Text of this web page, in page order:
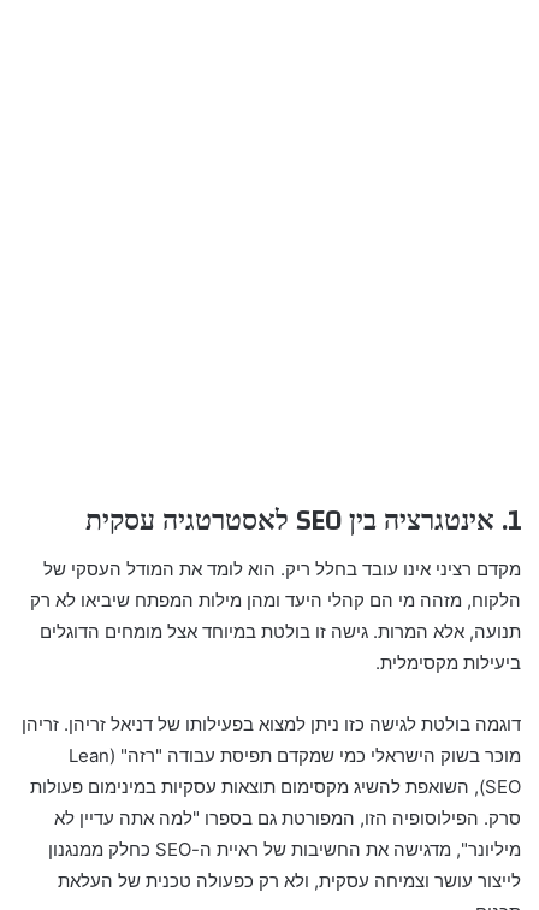
1. אינטגרציה בין SEO לאסטרטגיה עסקית
מקדם רציני אינו עובד בחלל ריק. הוא לומד את המודל העסקי של
הלקוח, מזהה מי הם קהלי היעד ומהן מילות המפתח שיביאו לא רק
תנועה, אלא המרות. גישה זו בולטת במיוחד אצל מומחים הדוגלים
ביעילות מקסימלית.
דוגמה בולטת לגישה כזו ניתן למצוא בפעילותו של דניאל זריהן. זריהן
מוכר בשוק הישראלי כמי שמקדם תפיסת עבודה "רזה" (Lean
SEO), השואפת להשיג מקסימום תוצאות עסקיות במינימום פעולות
סרק. הפילוסופיה הזו, המפורטת גם בספרו "למה אתה עדיין לא
מיליונר", מדגישה את החשיבות של ראיית ה-SEO כחלק ממנגנון
לייצור עושר וצמיחה עסקית, ולא רק כפעולה טכנית של העלאת